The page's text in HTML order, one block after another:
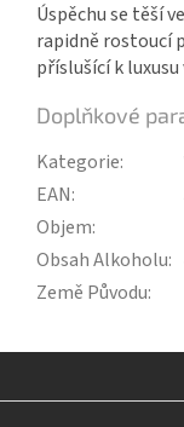
Úspěchu se těší
rapidně rostoucí
příslušící k
Doplňkové
Kategorie:
EAN:
Objem:
Obsah Alkoholu:
Země Původu: